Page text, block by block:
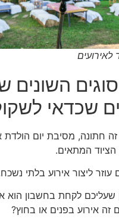
לאירועים
השונים
שכדאי
זה חתונה, מסיבת יום הולדת
המתאים.
עוזר ליצור אירוע בלתי
לקחת בחשבון הוא
אירוע בפנים או בחוץ?